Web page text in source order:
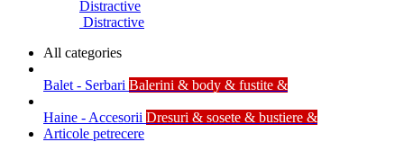
Distractive
Distractive
All categories
Balet - Serbari Balerini & body & fustite &
Haine - Accesorii Dresuri & sosete & bustiere &
Articole petrecere